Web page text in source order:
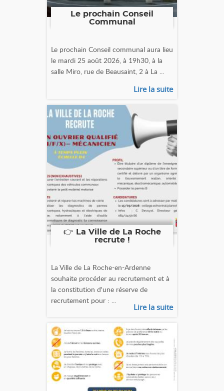
Le prochain Conseil
Communal
Le prochain Conseil communal aura lieu
le mardi 25 août 2026, à 19h30, à la
salle Miro, rue de Beausaint, 2 à La ...
Lire la suite
👉 La Ville de La Roche
recrute !
La Ville de La Roche-en-Ardenne
souhaite procéder au recrutement et à
la constitution d'une réserve de
recrutement pour : ...
Lire la suite